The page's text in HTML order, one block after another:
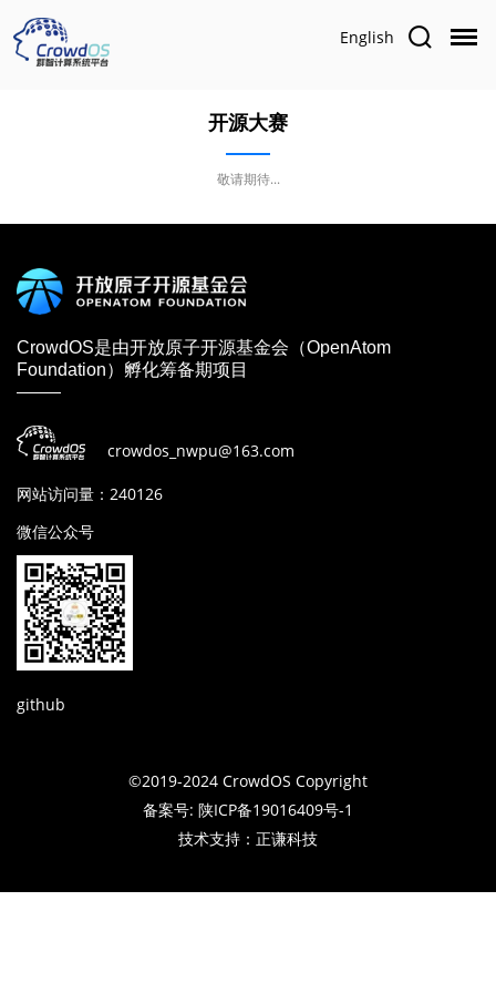
English
开源大赛
敬请期待...
CrowdOS是由开放原子开源基金会（OpenAtom
Foundation）孵化筹备期项目
crowdos_nwpu@163.com
网站访问量：240126
微信公众号
github
©2019-2024 CrowdOS Copyright
备案号: 陕ICP备19016409号-1
技术支持：正谦科技